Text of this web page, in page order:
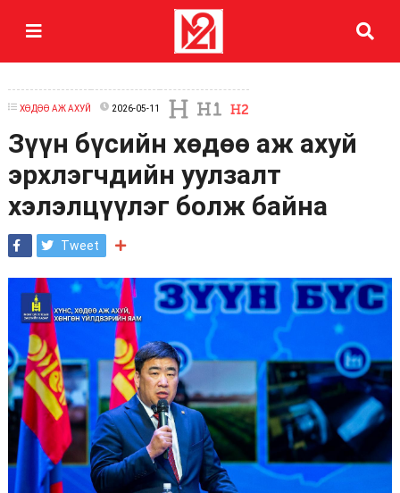
ХӨДӨӨ АЖ АХУЙ 2026-05-11
Зүүн бүсийн хөдөө аж ахуй
эрхлэгчдийн уулзалт
хэлэлцүүлэг болж байна
Tweet